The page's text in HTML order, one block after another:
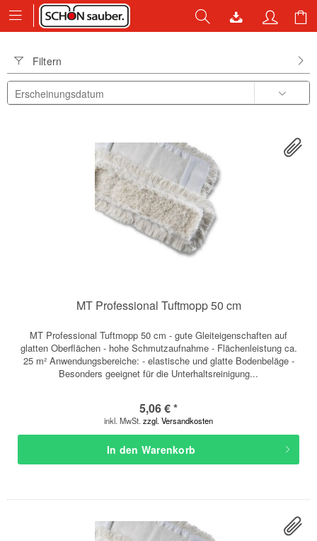
Filtern
MT Professional Tuftmopp 50 cm
MT Professional Tuftmopp 50 cm - gute Gleiteigenschaften auf
glatten Oberflächen - hohe Schmutzaufnahme - Flächenleistung ca.
25 m² Anwendungsbereiche: - elastische und glatte Bodenbeläge -
Besonders geeignet für die Unterhaltsreinigung...
5,06 € *
inkl. MwSt. zzgl. Versandkosten
In den Warenkorb